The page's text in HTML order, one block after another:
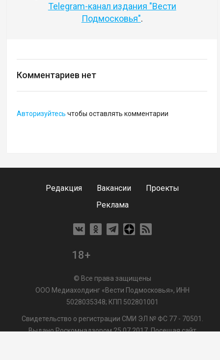
Telegram-канал издания "Вести
Подмосковья".
Комментариев нет
Авторизуйтесь чтобы оставлять комментарии
Редакция Вакансии
Проекты
Реклама
18+
© Все права защищены
ООО Медиахолдинг «Вести Подмосковья», ИНН
5028035348; КПП 502801001
Свидетельство о регистрации СМИ ЭЛ № ФС 77 - 70501.
Выдано Роскомнадзором 25.07.2017. Посещая сайт